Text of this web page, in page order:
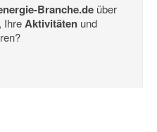
Branche.de über
, IhreAktivitäten und